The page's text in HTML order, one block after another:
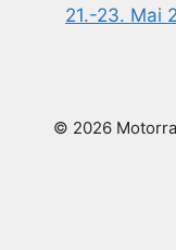
21.-23. Mai
© 2026